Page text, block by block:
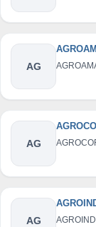
AG
AG
AG